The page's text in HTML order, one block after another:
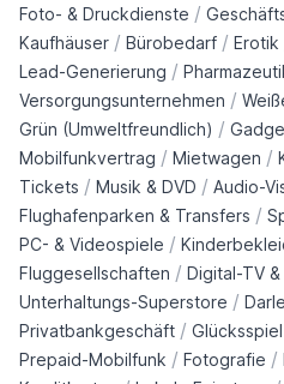
Foto- & Druckdienste /
Kaufhäuser / Bürobedarf / Erotik
Lead-Generierung /
Versorgungsunternehmen /
Grün (Umweltfreundlich) /
Mobilfunkvertrag / Mietwagen /
Tickets / Musik & DVD / Audio-
Flughafenparken & Transfers /
PC- & Videospiele /
Fluggesellschaften / Digital-TV
Unterhaltungs-Superstore /
Privatbankgeschäft /
Prepaid-Mobilfunk / Fotografie /